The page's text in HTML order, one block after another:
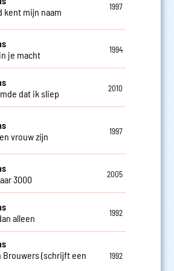
kent mijn naam
1997
je macht
1994
dat ik sliep
2010
vrouw zijn
1997
3000
2005
alleen
1992
Brouwers (schrijft een
1992